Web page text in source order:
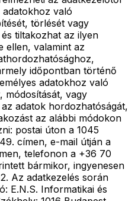
való
törlését vagy
tiltakozhat az ilyen
ellen, valamint az
időpontban történő
adatokhoz való
módosítását, vagy
adatok hordozhatóságát,
az alábbi módokon
postai úton a 1045
címen, e-mail útján a
telefonon a +36 70
bármikor, ingyenesen
Az adatkezelés során
E.N.S. Informatikai és